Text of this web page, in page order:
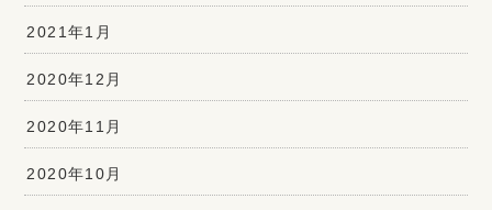
2021年1月
2020年12月
2020年11月
2020年10月